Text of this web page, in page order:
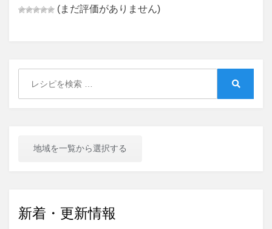
(まだ評価がありません)
地域を一覧から選択する
新着・更新情報